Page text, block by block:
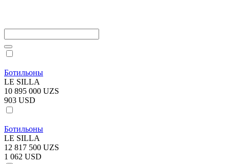
Ботильоны
LE SILLA
10 895 000 UZS
903 USD
Ботильоны
LE SILLA
12 817 500 UZS
1 062 USD